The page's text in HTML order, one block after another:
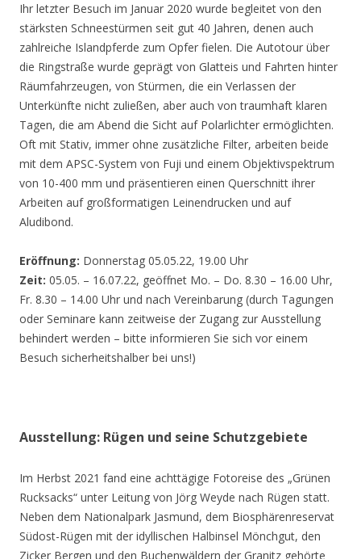
Ihr letzter Besuch im Januar 2020 wurde begleitet von den
stärksten Schneestürmen seit gut 40 Jahren, denen auch
zahlreiche Islandpferde zum Opfer fielen. Die Autotour über
die Ringstraße wurde geprägt von Glatteis und Fahrten hinter
Räumfahrzeugen, von Stürmen, die ein Verlassen der
Unterkünfte nicht zuließen, aber auch von traumhaft klaren
Tagen, die am Abend die Sicht auf Polarlichter ermöglichten.
Oft mit Stativ, immer ohne zusätzliche Filter, arbeiten beide
mit dem APSC-System von Fuji und einem Objektivspektrum
von 10-400 mm und präsentieren einen Querschnitt ihrer
Arbeiten auf großformatigen Leinendrucken und auf
Aludibond.
Eröffnung: Donnerstag 05.05.22, 19.00 Uhr
Zeit: 05.05. – 16.07.22, geöffnet Mo. – Do. 8.30 – 16.00 Uhr,
Fr. 8.30 – 14.00 Uhr und nach Vereinbarung (durch Tagungen
oder Seminare kann zeitweise der Zugang zur Ausstellung
behindert werden – bitte informieren Sie sich vor einem
Besuch sicherheitshalber bei uns!)
Ausstellung: Rügen und seine Schutzgebiete
Im Herbst 2021 fand eine achttägige Fotoreise des „Grünen
Rucksacks“ unter Leitung von Jörg Weyde nach Rügen statt.
Neben dem Nationalpark Jasmund, dem Biosphärenreservat
Südost-Rügen mit der idyllischen Halbinsel Mönchgut, den
Zicker Bergen und den Buchenwäldern der Granitz gehörte